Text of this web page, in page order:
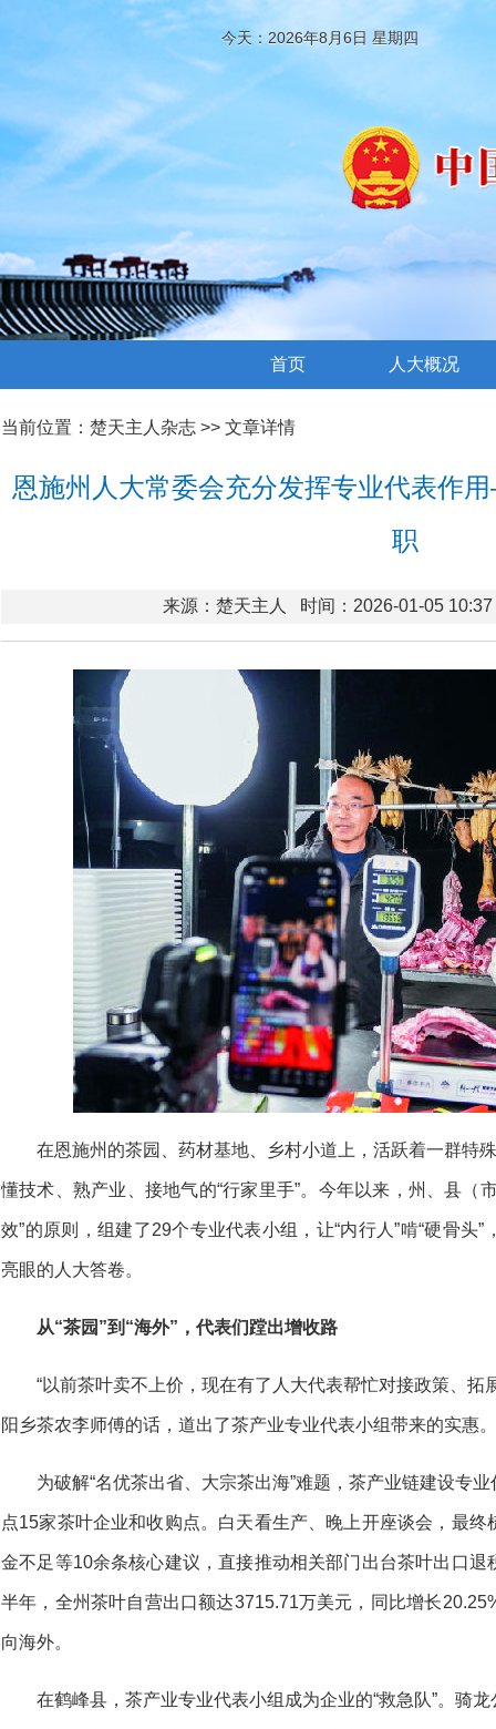
今天：2026年8月6日 星期四
首页 人大概况
当前位置： 楚天主人杂志 >> 文章详情
恩施州人大常委会充分发挥专业代表作
职
来源：楚天主人 时间：2026-01-05 10:37
在恩施州的茶园、药材基地、乡村小道上，活跃着一群特
懂技术、熟产业、接地气的“行家里手”。今年以来，州、县（
效”的原则，组建了29个专业代表小组，让“内行人”啃“硬骨头
亮眼的人大答卷。
从“茶园”到“海外”，代表们蹚出增收路
“以前茶叶卖不上价，现在有了人大代表帮忙对接政策、拓
阳乡茶农李师傅的话，道出了茶产业专业代表小组带来的实惠。
为破解“名优茶出省、大宗茶出海”难题，茶产业链建设专
点15家茶叶企业和收购点。白天看生产、晚上开座谈会，最
金不足等10余条核心建议，直接推动相关部门出台茶叶出口
半年，全州茶叶自营出口额达3715.71万美元，同比增长
向海外。
在鹤峰县，茶产业专业代表小组成为企业的“救急队”。骑